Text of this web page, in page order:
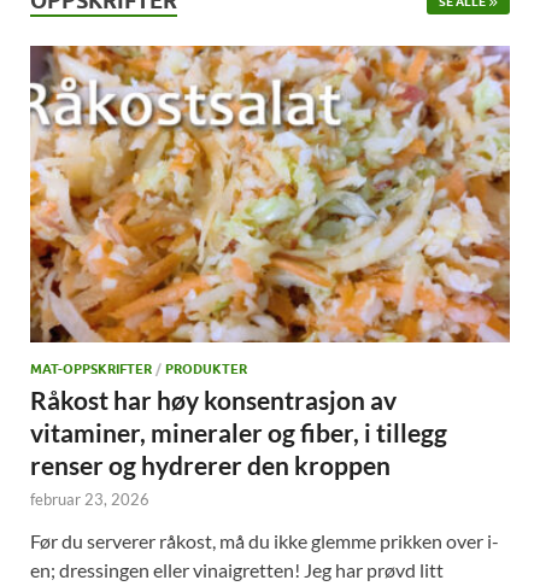
MAT-OPPSKRIFTER / PRODUKTER
Råkost har høy konsentrasjon av
vitaminer, mineraler og fiber, i tillegg
renser og hydrerer den kroppen
februar 23, 2026
Før du serverer råkost, må du ikke glemme prikken over i-
en; dressingen eller vinaigretten! Jeg har prøvd litt